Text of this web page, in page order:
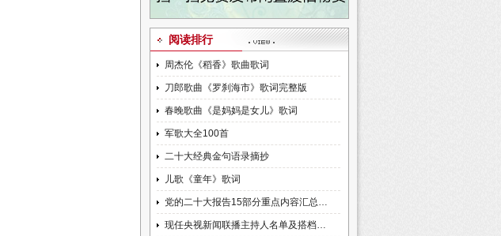
阅读排行
周杰伦《稻香》歌曲歌词
刀郎歌曲《罗刹海市》歌词完整版
春晚歌曲《是妈妈是女儿》歌词
军歌大全100首
二十大经典金句语录摘抄
儿歌《童年》歌词
党的二十大报告15部分重点内容汇总…
现任央视新闻联播主持人名单及搭档…